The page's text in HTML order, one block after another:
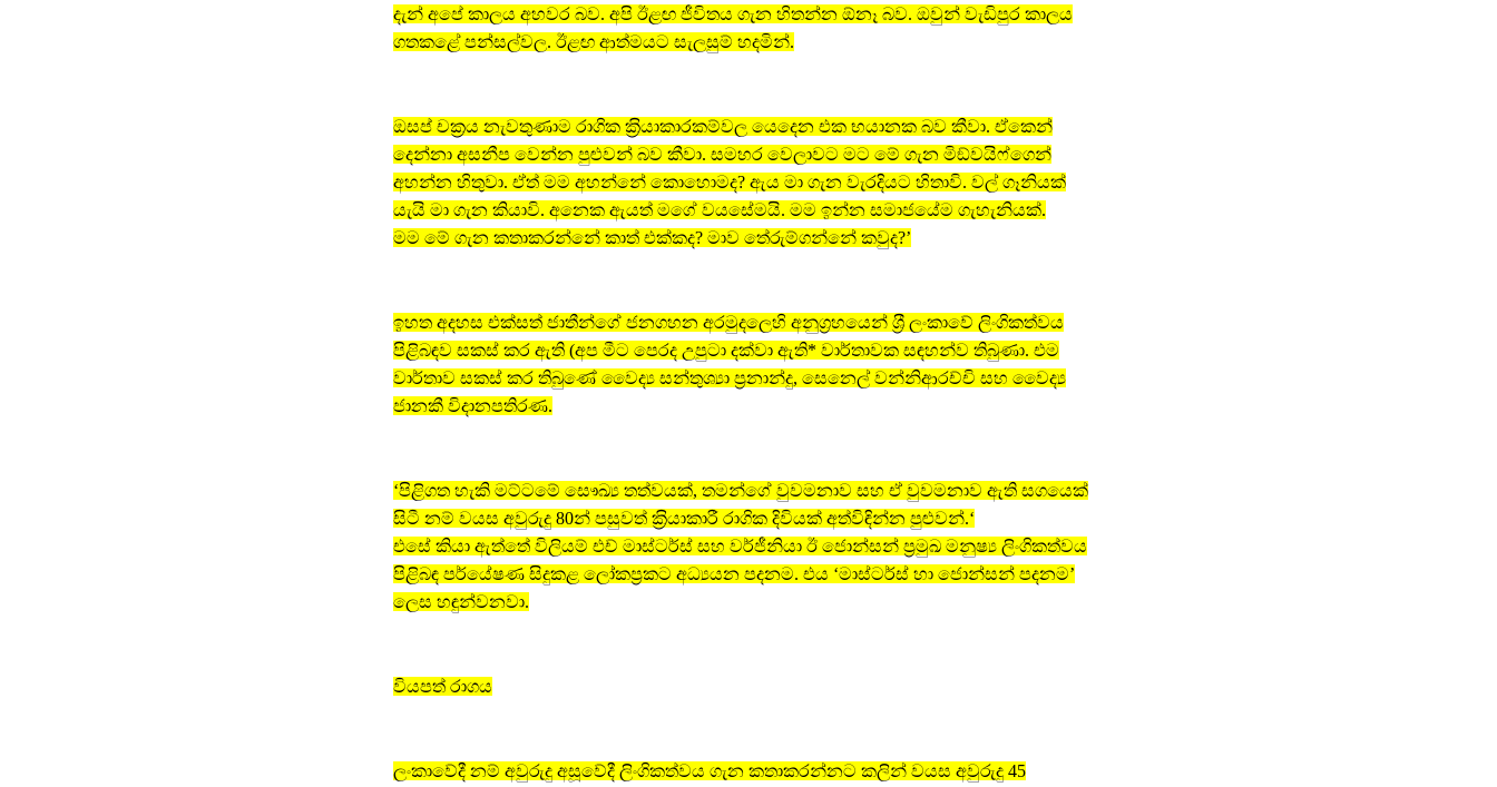
දැන් අපේ කාලය අහවර බව. අපි ඊළඟ ජීවිතය ගැන හිතන්න ඕනෑ බව. ඔවුන් වැඩිපුර කාලය
ගතකළේ පන්සල්වල. ඊළඟ ආත්මයට සැලසුම් හදමින්.
ඔසප් චක‍්‍රය නැවතුණාම රාගික ක‍්‍රියාකාරකම්වල යෙදෙන එක භයානක බව කීවා. ඒකෙන්
දෙන්නා අසනීප වෙන්න පුළුවන් බව කීවා. සමහර වෙලාවට මට මේ ගැන මිඞ්වයිෆ්ගෙන්
අහන්න හිතුවා. ඒත් මම අහන්නේ කොහොමද? ඇය මා ගැන වැරදියට හිතාවි. වල් ගෑනියක්
යැයි මා ගැන කියාවි. අනෙක ඇයත් මගේ වයසේමයි. මම ඉන්න සමාජයේම ගැහැනියක්.
මම මේ ගැන කතාකරන්නේ කාත් එක්කද? මාව තේරුම්ගන්නේ කවුද?’
ඉහත අදහස එක්සත් ජාතීන්ගේ ජනගහන අරමුදලෙහි අනුග‍්‍රහයෙන් ශ‍්‍රී ලංකාවේ ලිංගිකත්වය
පිළිබඳව සකස් කර ඇති (අප මීට පෙරද උපුටා දක්වා ඇති* වාර්තාවක සඳහන්ව තිබුණා. එම
වාර්තාව සකස් කර තිබුණේ වෛද්‍ය සන්තුශ්‍යා ප‍්‍රනාන්දු, සෙනෙල් වන්නිආරච්චි සහ වෛද්‍ය
ජානකී විදානපතිරණ.
‘පිළිගත හැකි මට්ටමේ සෞඛ්‍ය තත්වයක්, තමන්ගේ වුවමනාව සහ ඒ වුවමනාව ඇති සගයෙක්
සිටී නම් වයස අවුරුදු 80න් පසුවත් ක‍්‍රියාකාරී රාගික දිවියක් අත්විඳින්න පුළුවන්.‘
එසේ කියා ඇත්තේ විලියම් එච් මාස්ටර්ස් සහ වර්ජීනියා ඊ ජොන්සන් ප‍්‍රමුඛ මනුෂ්‍ය ලිංගිකත්වය
පිළිබඳ පර්යේෂණ සිදුකළ ලෝකප‍්‍රකට අධ්‍යයන පදනම. එය ‘මාස්ටර්ස් හා ජොන්සන් පදනම’
ලෙස හඳුන්වනවා.
වියපත් රාගය
ලංකාවේදී නම් අවුරුදු අසූවේදී ලිංගිකත්වය ගැන කතාකරන්නට කලින් වයස අවුරුදු 45